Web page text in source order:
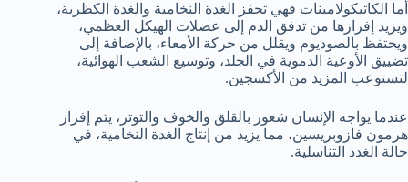
أما الكاتيكولامينات فهي تحفز الغدة النخامية والغدة الكظرية،
ويزيد إفرازها من تدفق الدم إلى عضلات الهيكل العظمي،
ويحتفظ بالصوديوم ويقلل من حركة الأمعاء، بالإضافة إلى
تضييق الأوعية الدموية في الجلد، وتوسيع الشعب الهوائية،
لتستوعب المزيد من الأكسجين.
عندما يواجه الإنسان شعور بالقلق والخوف والتوتر، يتم إفراز
هرمون فازوبريسين، مما يزيد من إنتاج الغدة النخامية، في
حالة الغدد التناسلية.